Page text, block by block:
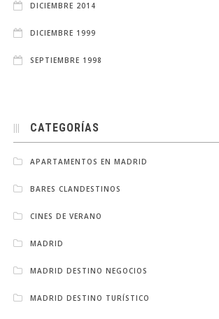
DICIEMBRE 2014
DICIEMBRE 1999
SEPTIEMBRE 1998
CATEGORÍAS
APARTAMENTOS EN MADRID
BARES CLANDESTINOS
CINES DE VERANO
MADRID
MADRID DESTINO NEGOCIOS
MADRID DESTINO TURÍSTICO